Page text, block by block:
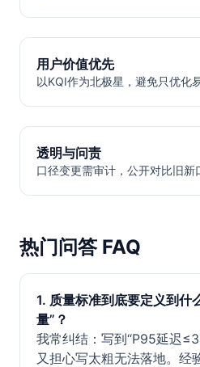
用户价值优先
以KQI作为北极星，避免只优化
透明与问责
口径变更需审计，公开对比旧新
热门问答 FAQ
1. 质量标准到底要定义到什
量”？
我常纠结：写到“P95延迟
又担心写太粗无法落地。经